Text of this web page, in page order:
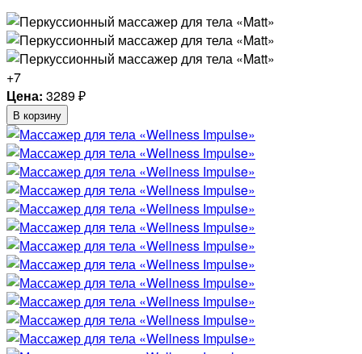
+7
Цена: 3289₽
В корзину